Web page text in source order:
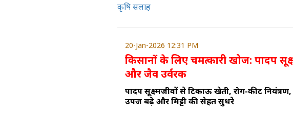
कृषि सलाह
20-Jan-2026 12:31 PM
किसानों के लिए चमत्कारी खोज: पादप
और जैव उर्वरक
पादप सूक्ष्मजीवों से टिकाऊ खेती, रोग-कीट
उपज बढ़े और मिट्टी की सेहत सुधरे